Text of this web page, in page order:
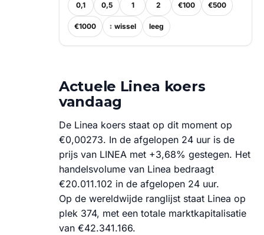
0,1 0,5 1 2 €100 €500
€1000 ↕ wissel leeg
Actuele Linea koers
vandaag
De Linea koers staat op dit moment op
€0,00273. In de afgelopen 24 uur is de
prijs van LINEA met +3,68% gestegen. Het
handelsvolume van Linea bedraagt
€20.011.102 in de afgelopen 24 uur.
Op de wereldwijde ranglijst staat Linea op
plek 374, met een totale marktkapitalisatie
van €42.341.166.